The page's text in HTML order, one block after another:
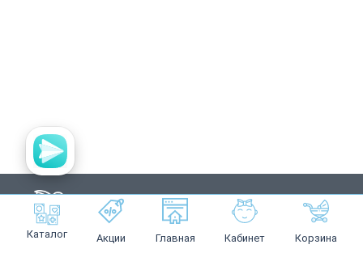
Каталог Акции Главная Кабинет Корзина